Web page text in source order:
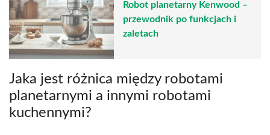
Robot planetarny Kenwood –
przewodnik po funkcjach i
zaletach
Jaka jest różnica między robotami
planetarnymi a innymi robotami
kuchennymi?